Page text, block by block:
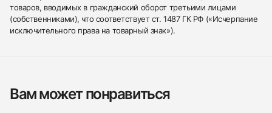
товаров, вводимых в гражданский оборот третьими лицами
(собственниками), что соответствует ст. 1487 ГК РФ («Исчерпание
исключительного права на товарный знак»).
Вам может понравиться